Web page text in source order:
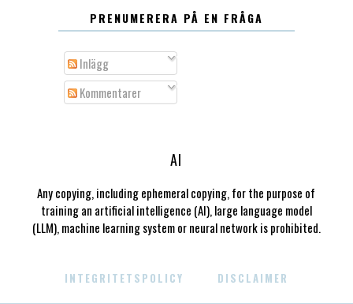
PRENUMERERA PÅ EN FRÅGA
Inlägg
Kommentarer
AI
Any copying, including ephemeral copying, for the purpose of
training an artificial intelligence (AI), large language model
(LLM), machine learning system or neural network is prohibited.
INTEGRITETSPOLICY DISCLAIMER